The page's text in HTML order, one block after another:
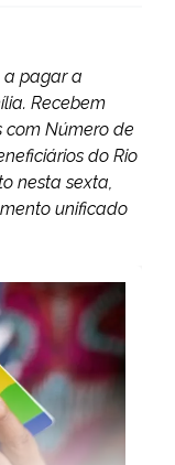
a pagar a
Recebem
com Número de
do Rio
nesta sexta,
unificado